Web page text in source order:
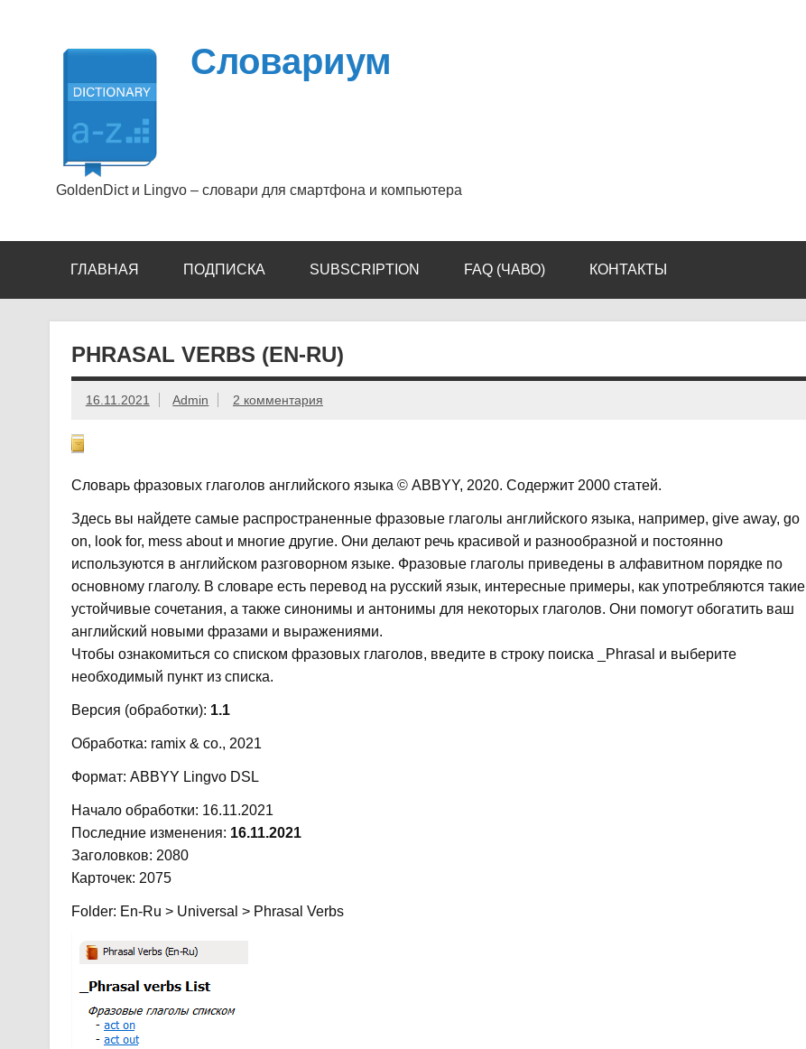
Словариум
GoldenDict и Lingvo – словари для смартфона и компьютера
ГЛАВНАЯ ПОДПИСКА SUBSCRIPTION FAQ (ЧАВО) КОНТАКТЫ
PHRASAL VERBS (EN-RU)
16.11.2021 Admin 2 комментария
Словарь фразовых глаголов английского языка © ABBYY, 2020. Содержит 2000 статей.
Здесь вы найдете самые распространенные фразовые глаголы английского языка, например, give away, go
on, look for, mess about и многие другие. Они делают речь красивой и разнообразной и постоянно
используются в английском разговорном языке. Фразовые глаголы приведены в алфавитном порядке по
основному глаголу. В словаре есть перевод на русский язык, интересные примеры, как употребляются такие
устойчивые сочетания, а также синонимы и антонимы для некоторых глаголов. Они помогут обогатить ваш
английский новыми фразами и выражениями.
Чтобы ознакомиться со списком фразовых глаголов, введите в строку поиска _Phrasal и выберите
необходимый пункт из списка.
Версия (обработки): 1.1
Обработка: ramix & co., 2021
Формат: ABBYY Lingvo DSL
Начало обработки: 16.11.2021
Последние изменения: 16.11.2021
Заголовков: 2080
Карточек: 2075
Folder: En-Ru > Universal > Phrasal Verbs